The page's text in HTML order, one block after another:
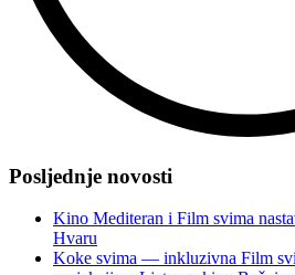
5.
susret
Podmurvice
Posljednje novosti
Kino Mediteran i Film svima
Hvaru
Koke svima — inkluzivna Film